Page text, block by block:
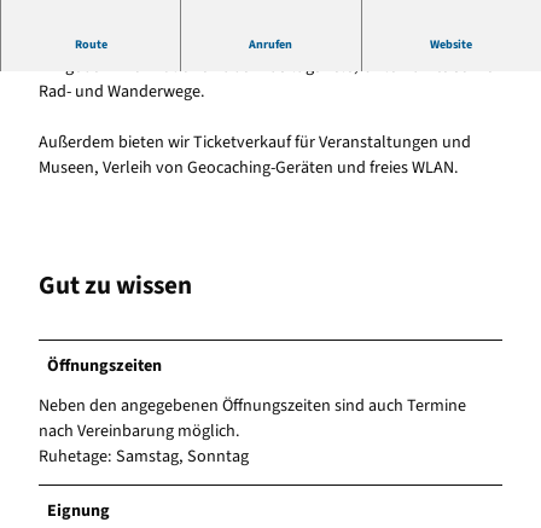
Route Anrufen Website
Informationsstelle rund um die Region
Wir geben Informationen über Ausflugsziele, Unterkünfte sowie
Rad- und Wanderwege.
Außerdem bieten wir Ticketverkauf für Veranstaltungen und
Museen, Verleih von Geocaching-Geräten und freies WLAN.
Gut zu wissen
Öffnungszeiten
Neben den angegebenen Öffnungszeiten sind auch Termine
nach Vereinbarung möglich.
Ruhetage: Samstag, Sonntag
Eignung